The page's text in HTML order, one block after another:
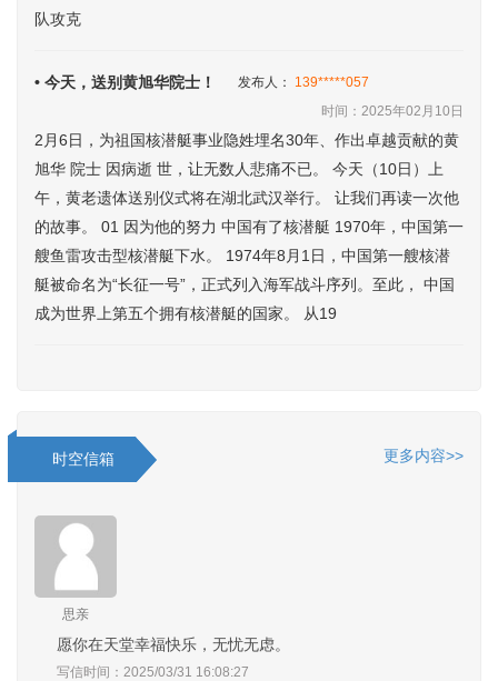
队攻克
• 今天，送别黄旭华院士！ 发布人： 139*****057
时间：2025年02月10日
2月6日，为祖国核潜艇事业隐姓埋名30年、作出卓越贡献的黄
旭华 院士 因病逝 世，让无数人悲痛不已。 今天（10日）上
午，黄老遗体送别仪式将在湖北武汉举行。 让我们再读一次他
的故事。 01 因为他的努力 中国有了核潜艇 1970年，中国第一
艘鱼雷攻击型核潜艇下水。 1974年8月1日，中国第一艘核潜
艇被命名为“长征一号”，正式列入海军战斗序列。至此， 中国
成为世界上第五个拥有核潜艇的国家。 从19
时空信箱 更多内容>>
思亲
愿你在天堂幸福快乐，无忧无虑。
写信时间：2025/03/31 16:08:27